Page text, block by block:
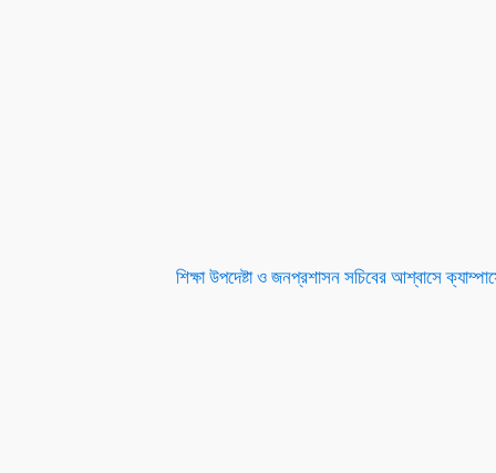
শিক্ষা উপদেষ্টা ও জনপ্রশাসন সচিবের আশ্বাসে